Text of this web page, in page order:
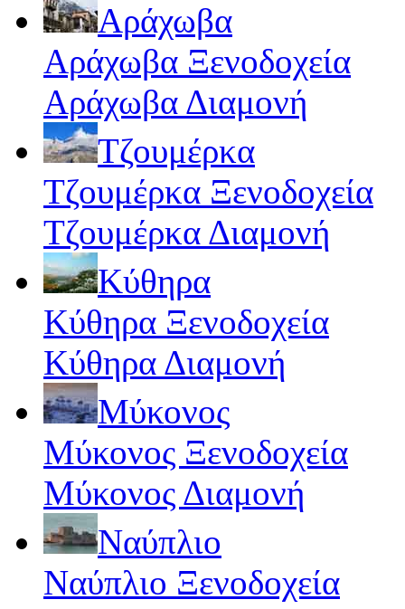
Αράχωβα
Αράχωβα Ξενοδοχεία
Αράχωβα Διαμονή
Τζουμέρκα
Τζουμέρκα Ξενοδοχεία
Τζουμέρκα Διαμονή
Κύθηρα
Κύθηρα Ξενοδοχεία
Κύθηρα Διαμονή
Μύκονος
Μύκονος Ξενοδοχεία
Μύκονος Διαμονή
Ναύπλιο
Ναύπλιο Ξενοδοχεία